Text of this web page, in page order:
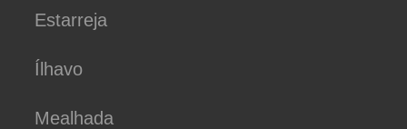
Estarreja
Ílhavo
Mealhada